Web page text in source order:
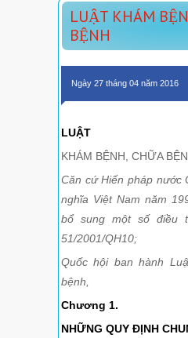
LUẬT KHÁM
BỆNH
Ngày 27 tháng 04 năm 2016
LUẬT
KHÁM BỆNH, CHỮA
Căn cứ Hiến pháp nước
nghĩa Việt Nam năm
bổ sung một số điều
51/2001/QH10;
Quốc hội ban hành
bệnh,
Chương 1.
NHỮNG QUY ĐỊNH